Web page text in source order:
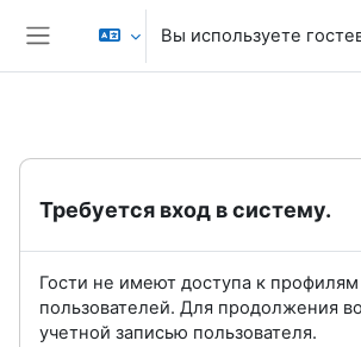
Перейти к основному содержанию
Боковая панель
Вы используете
Требуется вход в систему.
Гости не имеют доступа к профилям
пользователей. Для продолжения
учетной записью пользователя.